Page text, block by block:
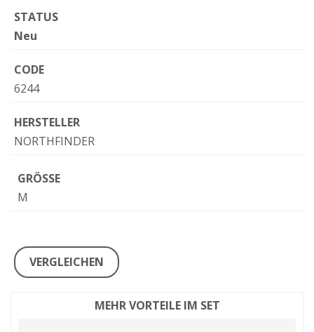
STATUS
Neu
CODE
6244
HERSTELLER
NORTHFINDER
GRÖSSE
M
VERGLEICHEN
MEHR VORTEILE IM SET